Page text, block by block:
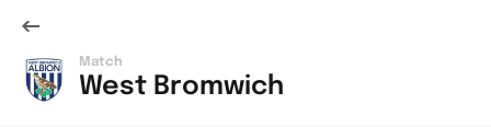
Match
West Bromwich